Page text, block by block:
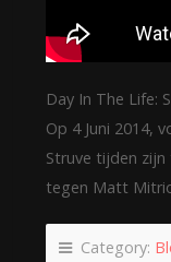
Day In The Life:
Op 4 Juni 2014,
Struve tijden
tegen Matt
Category: